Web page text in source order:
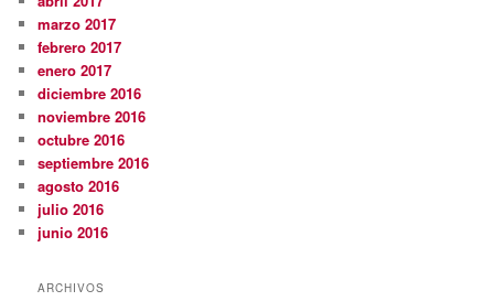
marzo 2017
febrero 2017
enero 2017
diciembre 2016
noviembre 2016
octubre 2016
septiembre 2016
agosto 2016
julio 2016
junio 2016
ARCHIVOS